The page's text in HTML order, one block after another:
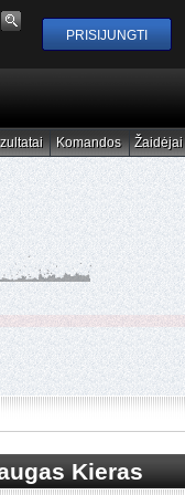
Komandos
Komandos Žaidėjai
Žaidėjai
Kieras